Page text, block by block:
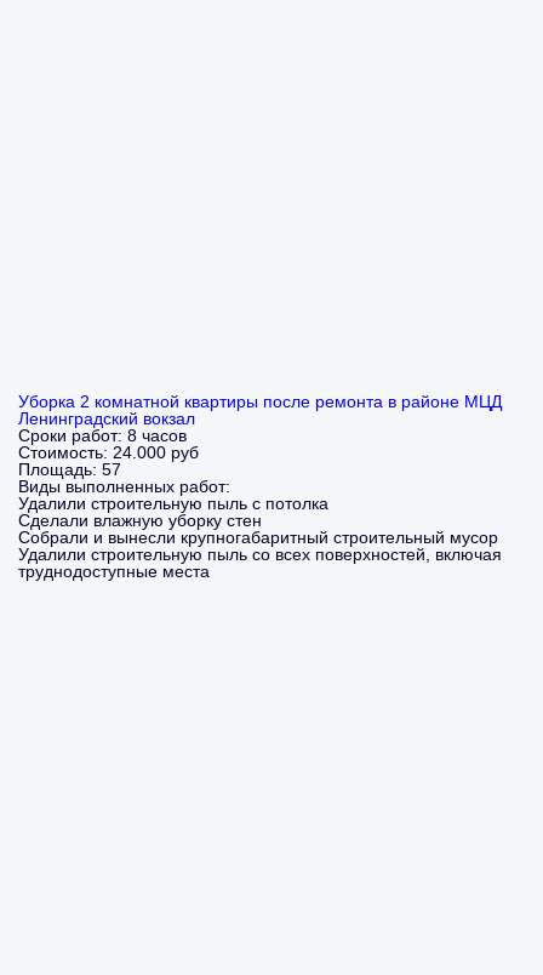
Уборка 2 комнатной квартиры после ремонта в районе МЦД
Ленинградский вокзал
Сроки работ: 8 часов
Стоимость: 24.000 руб
Площадь: 57
Виды выполненных работ:
Удалили строительную пыль с потолка
Сделали влажную уборку стен
Собрали и вынесли крупногабаритный строительный мусор
Удалили строительную пыль со всех поверхностей, включая
труднодоступные места